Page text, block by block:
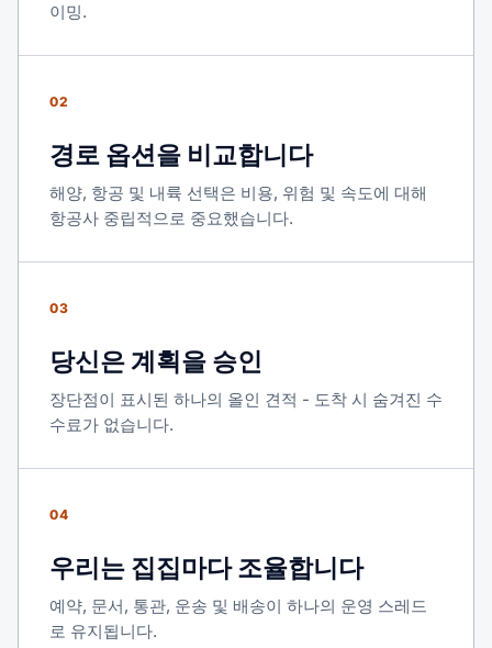
이밍.
02
경로 옵션을 비교합니다
해양, 항공 및 내륙 선택은 비용, 위험 및 속도에 대해
항공사 중립적으로 중요했습니다.
03
당신은 계획을 승인
장단점이 표시된 하나의 올인 견적 - 도착 시 숨겨진 수
수료가 없습니다.
04
우리는 집집마다 조율합니다
예약, 문서, 통관, 운송 및 배송이 하나의 운영 스레드
로 유지됩니다.